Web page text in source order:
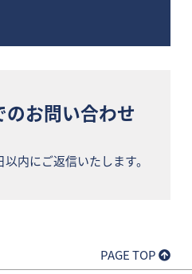
のお問い合わせ
内にご返信いたします。
PAGE TOP